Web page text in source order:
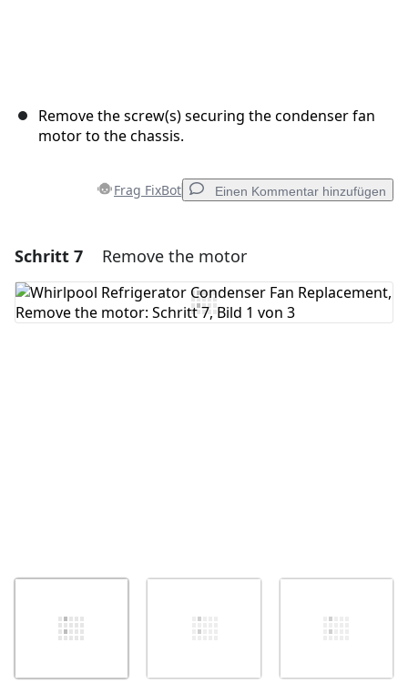
Remove the screw(s) securing the condenser fan
motor to the chassis.
Frag FixBot Einen Kommentar hinzufügen
Einen Kommentar hinzufügen
Kommentar hinzufügen
Schritt 7 Remove the motor